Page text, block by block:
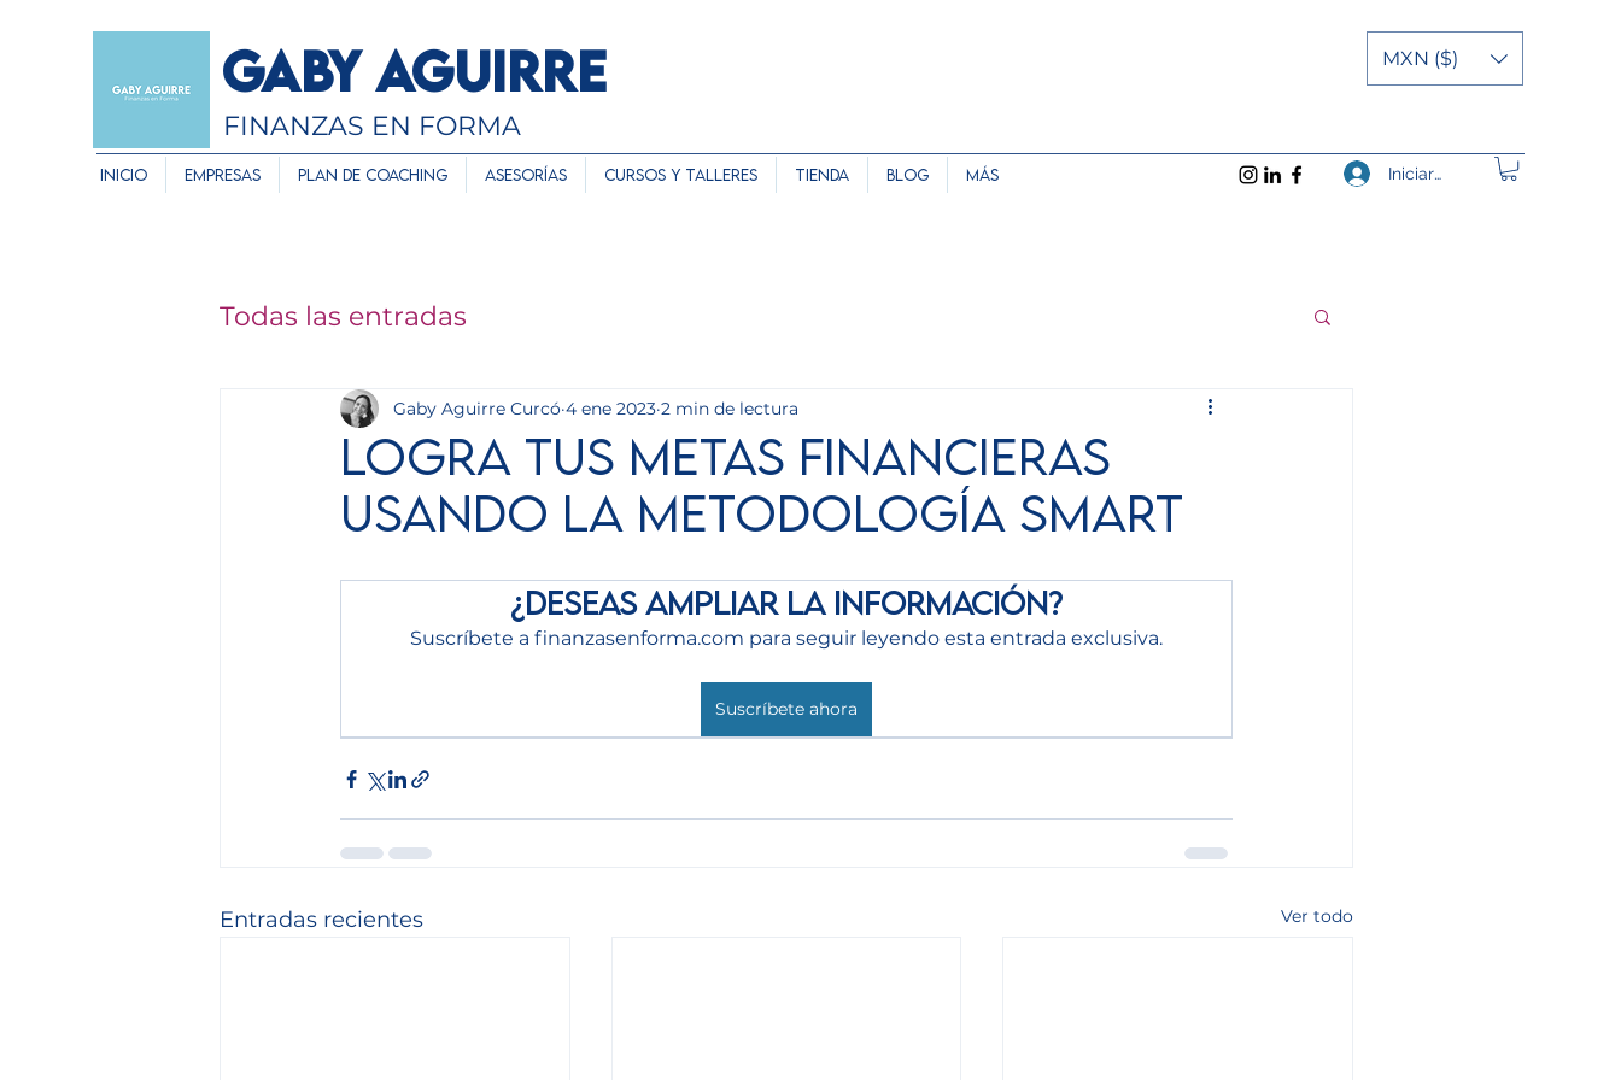
GABY AGUIRRE
FINANZAS EN FORMA
MXN ($)
Inicio Empresas Plan de Coaching Asesorías Cursos y Talleres Tienda Blog Más Iniciar sesión
Todas las entradas
Logra tus Metas Financieras
usando la Metodología SMART
Gaby Aguirre Curcó 4 ene 2023 2 min de lectura
¿Deseas ampliar la información?
Suscríbete a finanzasenforma.com para seguir leyendo esta entrada exclusiva.
Suscríbete ahora
Entradas recientes Ver todo